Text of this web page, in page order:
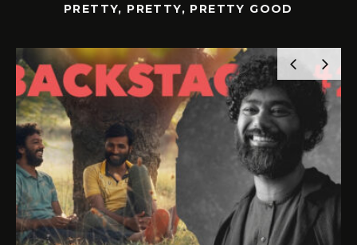
PRETTY, PRETTY, PRETTY GOOD